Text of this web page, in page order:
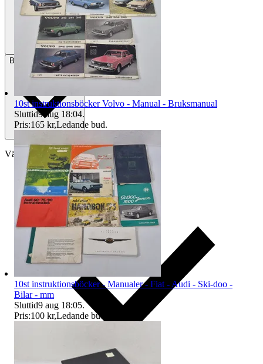
BetalningVia Tradera
Välj till köparskydd
10st instruktionsböcker Volvo - Manual - Bruksmanual
Sluttid9 aug 18:04.
Pris:165 kr,Ledande bud.
10st instruktionsböcker - Manualer - Fiat - Audi - Ski-doo -
Bilar - mm
Sluttid9 aug 18:05.
Pris:100 kr,Ledande bud